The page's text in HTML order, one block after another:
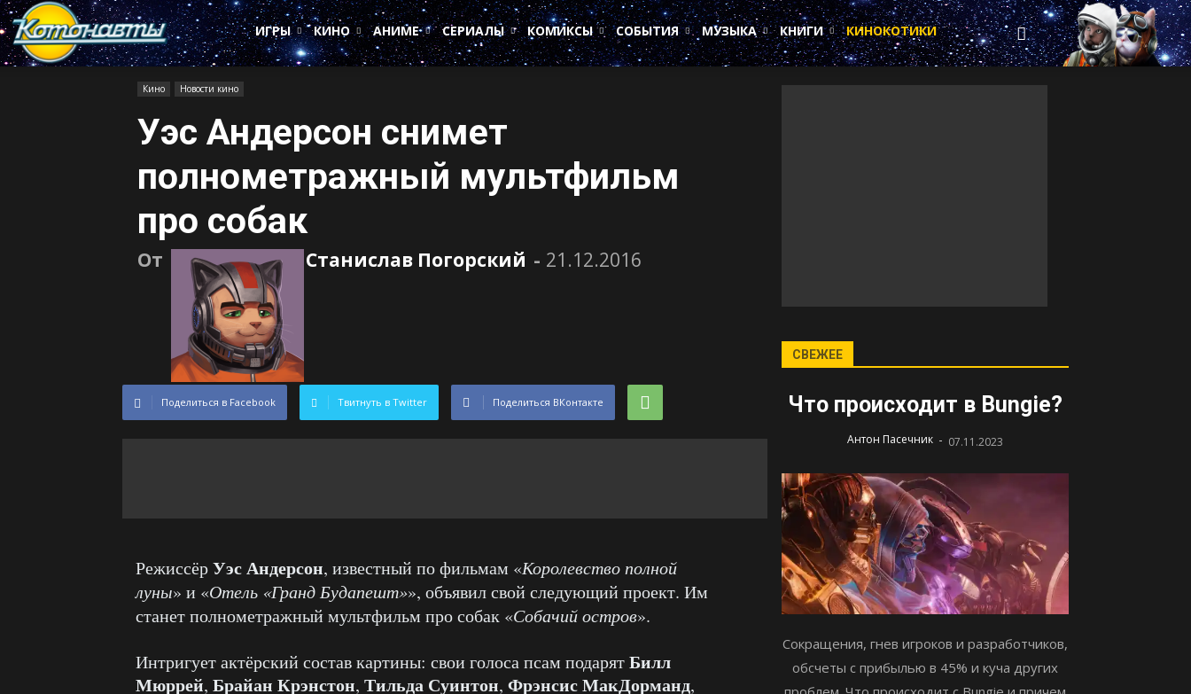
Котонавты
ИГРЫ
КИНО АНИМЕ СЕРИАЛЫ КОМИКСЫ СОБЫТИЯ МУЗЫКА КНИГИ КИНОКОТИКИ
Кино Новости кино
Уэс Андерсон снимет
полнометражный мультфильм
про собак
От Станислав Погорский - 21.12.2016
Поделиться в Facebook Твитнуть в Twitter Поделиться ВКонтакте
РежиссёрУэс Андерсон, известный по фильмам «Королевство полной
луны» и «Отель «Гранд Будапешт»», объявил свой следующий проект. Им
станет полнометражный мультфильм про собак «Собачий остров».
Интригует актёрский состав картины: свои голоса псам подарятБилл
Мюррей, Брайан Крэнстон, Тильда Суинтон, Фрэнсис МакДорманд,
СВЕЖЕЕ
Что происходит в Bungie?
Антон Пасечник - 07.11.2023
Сокращения, гнев игроков и разработчиков,
обсчеты с прибылью в 45% и куча других